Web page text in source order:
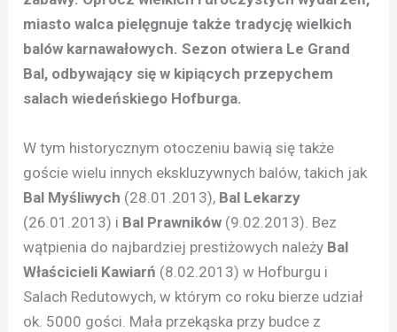
miasto walca pielęgnuje także tradycję wielkich
balów karnawałowych.Sezon otwiera Le Grand
Bal, odbywający się w kipiących przepychem
salach wiedeńskiego Hofburga.
W tym historycznym otoczeniu bawią się także
goście wielu innych ekskluzywnych balów, takich jak
Bal Myśliwych (28.01.2013), Bal Lekarzy
(26.01.2013) i Bal Prawników (9.02.2013). Bez
wątpienia do najbardziej prestiżowych należy Bal
Właścicieli Kawiarń (8.02.2013) w Hofburgu i
Salach Redutowych, w którym co roku bierze udział
ok. 5000 gości. Mała przekąska przy budce z